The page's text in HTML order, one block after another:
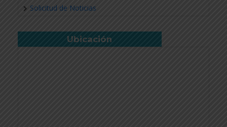
Solicitud de Noticias
Ubicación